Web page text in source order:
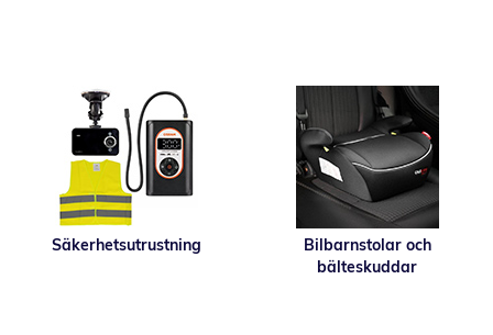
Säkerhetsutrustning
Bilbarnstolar och
bälteskuddar